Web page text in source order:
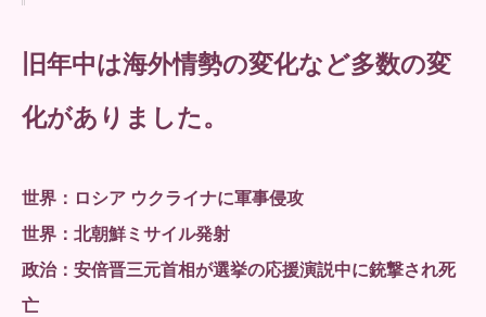
旧年中は海外情勢の変化など多数の変
化がありました。
世界：ロシア ウクライナに軍事侵攻
世界：北朝鮮ミサイル発射
政治：安倍晋三元首相が選挙の応援演説中に銃撃され死
亡